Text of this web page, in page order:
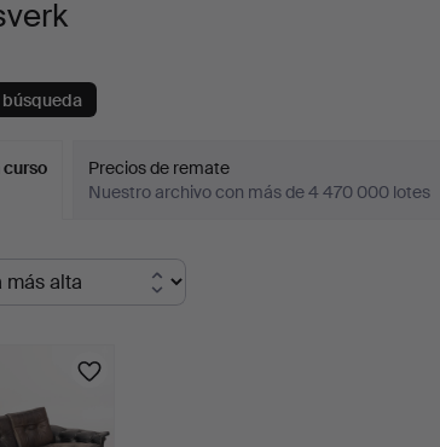
curso
Precios de remate
Nuestro archivo con más de 4 470 000 lotes